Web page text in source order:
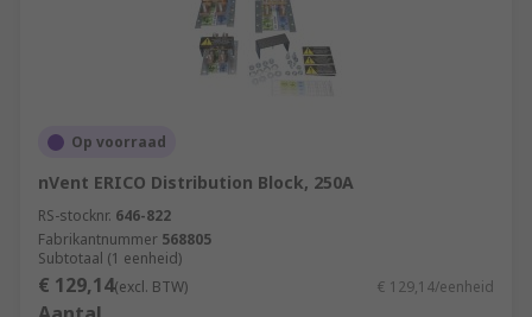
Op voorraad
nVent ERICO Distribution Block, 250A
RS-stocknr. 646-822
Fabrikantnummer 568805
Subtotaal (1 eenheid)
€ 129,14(excl. BTW) € 129,14/eenheid